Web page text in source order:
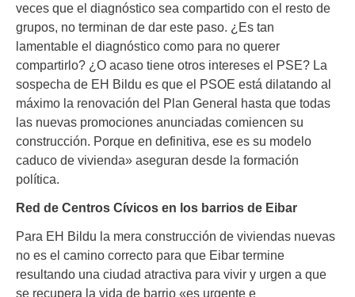
veces que el diagnóstico sea compartido con el resto de
grupos, no terminan de dar este paso. ¿Es tan
lamentable el diagnóstico como para no querer
compartirlo? ¿O acaso tiene otros intereses el PSE? La
sospecha de EH Bildu es que el PSOE está dilatando al
máximo la renovación del Plan General hasta que todas
las nuevas promociones anunciadas comiencen su
construcción. Porque en definitiva, ese es su modelo
caduco de vivienda» aseguran desde la formación
política.
Red de Centros Cívicos en los barrios de Eibar
Para EH Bildu la mera construcción de viviendas nuevas
no es el camino correcto para que Eibar termine
resultando una ciudad atractiva para vivir y urgen a que
se recupera la vida de barrio «es urgente e